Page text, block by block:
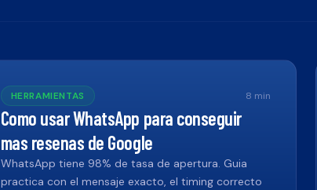
HERRAMIENTAS 8 min
Como usar WhatsApp para conseguir
mas resenas de Google
WhatsApp tiene 98% de tasa de apertura. Guia
practica con el mensaje exacto, el timing correcto